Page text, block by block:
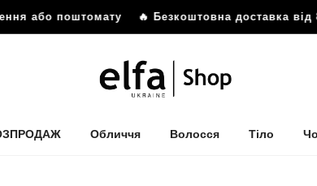
або поштомату🔥 Безкоштовна доставка від
Обличчя Волосся Тіло